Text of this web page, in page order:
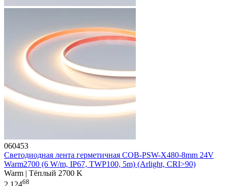
060453
Светодиодная лента герметичная COB-PSW-X480-8mm 24V
Warm2700 (6 W/m, IP67, TWP100, 5m) (Arlight, CRI>90)
Warm | Тёплый 2700 K
68